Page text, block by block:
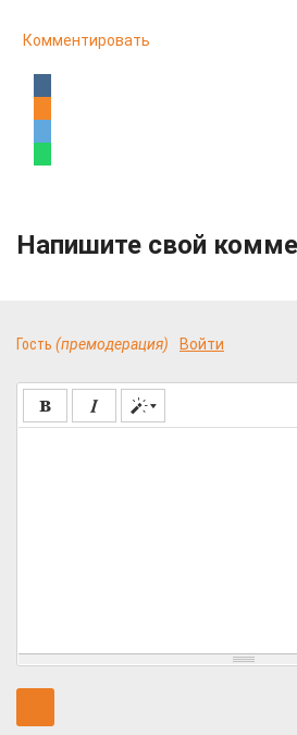
Комментировать
Напишите свой
Гость (премодерация) Войти